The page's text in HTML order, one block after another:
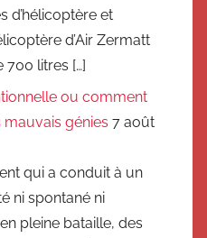
d’hélicoptère et
d’Air Zermatt
litres […]
ou comment
génies 7 août
qui a conduit à un
ni spontané ni
pleine bataille, des